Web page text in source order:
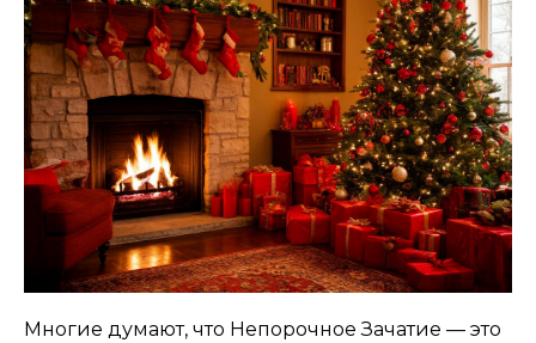
Многие думают, что Непорочное Зачатие — это